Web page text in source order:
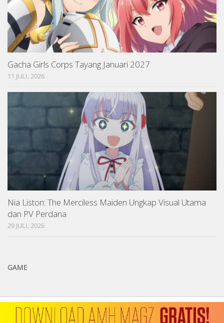
Gacha Girls Corps Tayang Januari 2027
11 JULI, 2026
Nia Liston: The Merciless Maiden Ungkap Visual Utama
dan PV Perdana
29 JULI, 2026
GAME